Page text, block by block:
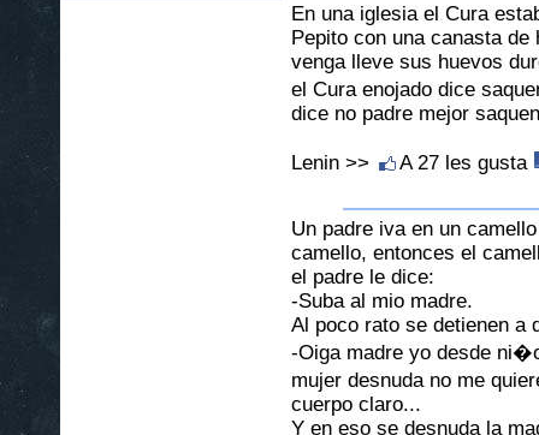
En una iglesia el Cura
Pepito con una canasta
venga lleve sus huevos
el Cura enojado dice
dice no padre mejor
Lenin >> A 27 les gusta
Un padre iva en un
camello, entonces el
el padre le dice:
-Suba al mio madre.
Al poco rato se detienen a
-Oiga madre yo desde
mujer desnuda no me
cuerpo claro...
Y en eso se desnuda la